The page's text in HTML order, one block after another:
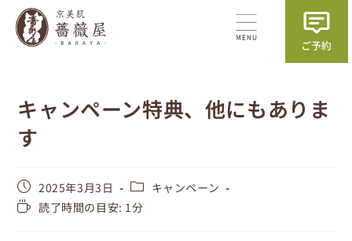
キャンペーン特典、他にもありま
す
2025年3月3日
キャンペーン
読了時間の目安: 1分